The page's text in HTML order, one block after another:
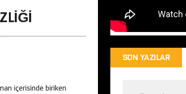
içerisinde biriken
SON YAZILAR